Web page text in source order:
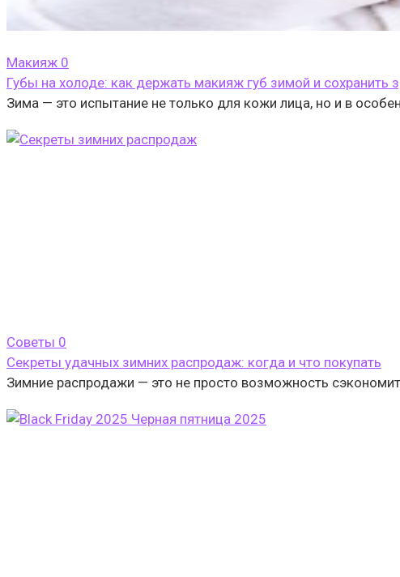
Макияж 0
Губы на холоде: как держать макияж губ зимой и сохранить
Зима — это испытание не только для кожи лица, но и в
Cоветы 0
Секреты удачных зимних распродаж: когда и что покупать
Зимние распродажи — это не просто возможность